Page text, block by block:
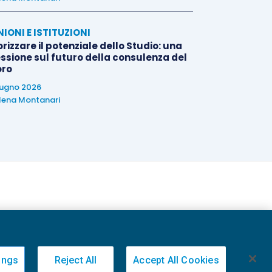
E ISTITUZIONI
il potenziale dello Studio: una
sul futuro della consulenza del
2026
Montanari
Reject All Accept All Cookies